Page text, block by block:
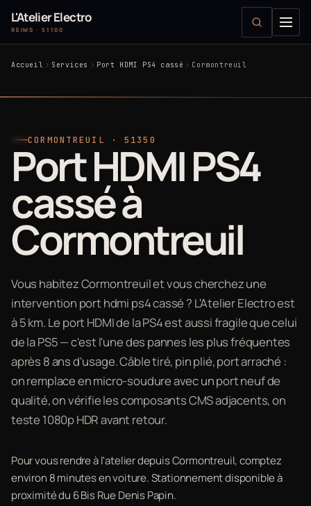
L'Atelier Electro
REIMS · 51100
Accueil Services Port HDMI PS4 cassé Cormontreuil
CORMONTREUIL · 51350
Port HDMI PS4
cassé à
Cormontreuil
Vous habitez Cormontreuil et vous cherchez une
intervention port hdmi ps4 cassé ? L'Atelier Electro est
à 5 km. Le port HDMI de la PS4 est aussi fragile que celui
de la PS5 — c'est l'une des pannes les plus fréquentes
après 8 ans d'usage. Câble tiré, pin plié, port arraché :
on remplace en micro-soudure avec un port neuf de
qualité, on vérifie les composants CMS adjacents, on
teste 1080p HDR avant retour.
Pour vous rendre à l'atelier depuis Cormontreuil, comptez
environ 8 minutes en voiture. Stationnement disponible à
proximité du 6 Bis Rue Denis Papin.